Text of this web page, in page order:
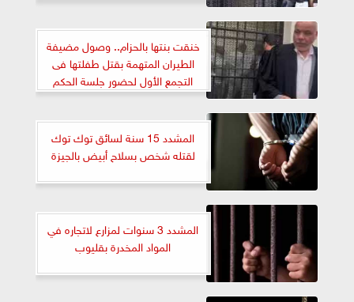
خنقت بنتها بالحزام.. وصول مضيفة
الطيران المتهمة بقتل طفلتها فى
التجمع الأول لحضور جلسة الحكم
المشدد 15 سنة لسائق توك توك
لقتله شخص بسلاح أبيض بالجيزة
المشدد 3 سنوات لمزارع لاتجاره في
المواد المخدرة بقليوب